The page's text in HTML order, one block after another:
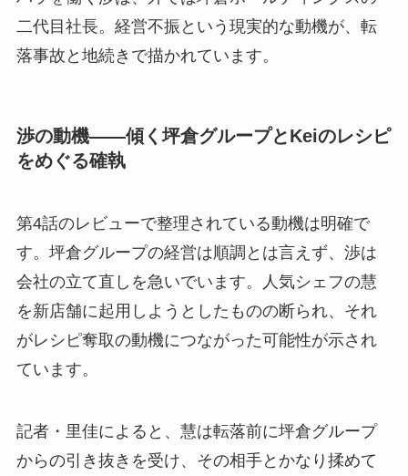
二代目社長。経営不振という現実的な動機が、転
落事故と地続きで描かれています。
渉の動機——傾く坪倉グループとKeiのレシピ
をめぐる確執
第4話のレビューで整理されている動機は明確で
す。坪倉グループの経営は順調とは言えず、渉は
会社の立て直しを急いでいます。人気シェフの慧
を新店舗に起用しようとしたものの断られ、それ
がレシピ奪取の動機につながった可能性が示され
ています。
記者・里佳によると、慧は転落前に坪倉グループ
からの引き抜きを受け、その相手とかなり揉めて